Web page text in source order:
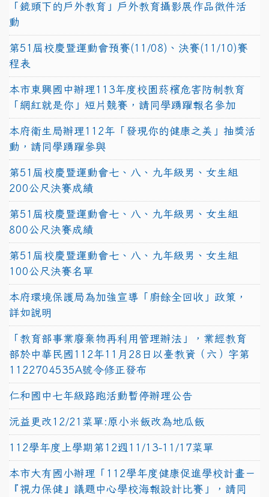
「鏡頭下的戶外教育」戶外教育攝影展作品徵件活
動
第51屆校慶暨運動會預賽(11/08)、決賽(11/10)賽
程表
本市東興國中辦理113年度校園菸檳危害防制教育
「網紅就是你」短片競賽，請同學踴躍報名參加
本府衛生局辦理112年「發現你的健康之美」抽獎活
動，請同學踴躍參與
第51屆校慶暨運動會七、八、九年級男、女生組
200公尺決賽成績
第51屆校慶暨運動會七、八、九年級男、女生組
800公尺決賽成績
第51屆校慶暨運動會七、八、九年級男、女生組
100公尺決賽名單
本府環境保護局為加強宣導「廚餘全回收」政策，
詳如說明
「教育部事業廢棄物再利用管理辦法」，業經教育
部於中華民國112年11月28日以臺教資（六）字第
1122704535A號令修正發布
仁和國中七年級路跑活動暫停辦理公告
沅益更改12/21菜單:原小米飯改為地瓜飯
112學年度上學期第12週11/13-11/17菜單
本市大有國小辦理「112學年度健康促進學校計畫－
『視力保健』議題中心學校海報設計比賽」，請同